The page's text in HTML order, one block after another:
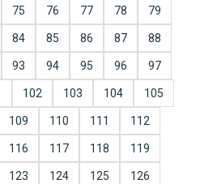
75 76 77 78 79
84 85 86 87 88
93 94 95 96 97
102 103 104 105
109 110 111 112
116 117 118 119
123 124 125 126